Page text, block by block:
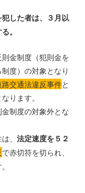
した者は、３月以
。
金制度（犯則金を
度）の対象となり
路交通法違反事件と
ります。
制度の対象外とな
は、法定速度を５２
で赤切符を切られ、